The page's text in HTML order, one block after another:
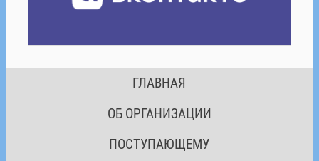
ГЛАВНАЯ
ОБ ОРГАНИЗАЦИИ
ПОСТУПАЮЩЕМУ